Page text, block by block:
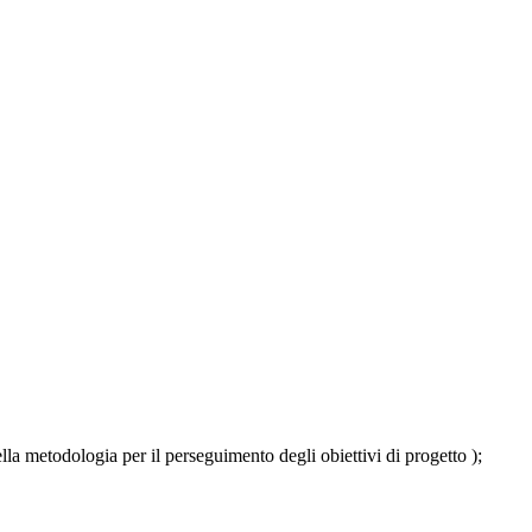
metodologia per il perseguimento degli obiettivi di progetto );